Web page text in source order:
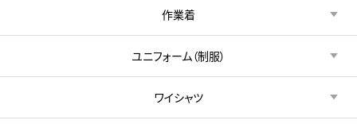
作業着
ユニフォーム（制服）
ワイシャツ